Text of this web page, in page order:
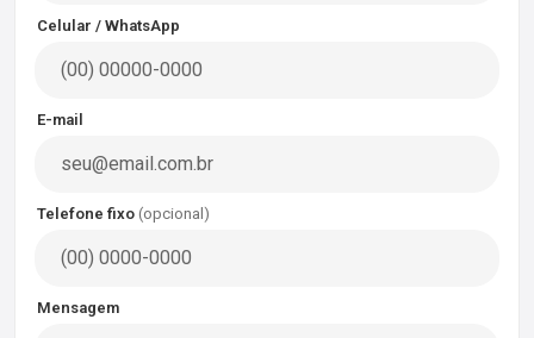
Celular / WhatsApp
E-mail
Telefone fixo (opcional)
Mensagem